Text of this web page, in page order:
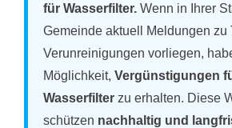
für Wasserfilter.Wenn in Ihrer
Gemeinde aktuell Meldungen zu
Verunreinigungen vorliegen,
Möglichkeit,Vergünstigungen
Wasserfilter zu erhalten. Diese
schützen nachhaltig und